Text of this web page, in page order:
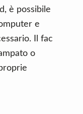
è possibile
e
Il fac
o